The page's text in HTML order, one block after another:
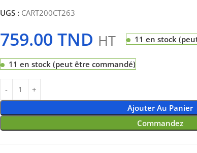
UGS : CART200CT263
759.00 TND HT 11 en stock
11 en stock (peut être commandé)
Ajouter Au Panier
Commandez